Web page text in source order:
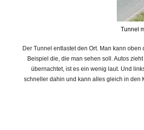
Tunnel
Der Tunnel entlastet den Ort. Man kann
Beispiel die, die man sehen soll. Autos
übernachtet, ist es ein wenig laut. Und
schneller dahin und kann alles gleich in den